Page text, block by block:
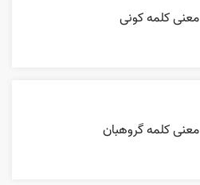
معنی کلمه کونی
معنی کلمه گروهبان